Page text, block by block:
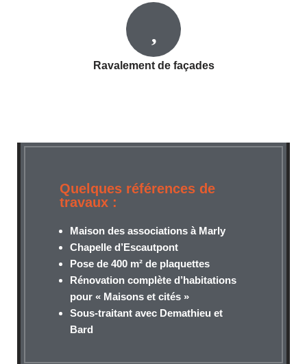
Ravalement de façades
Quelques références de
travaux :
Maison des associations à Marly
Chapelle d’Escautpont
Pose de 400 m² de plaquettes
Rénovation complète d’habitations
pour « Maisons et cités »
Sous-traitant avec Demathieu et
Bard